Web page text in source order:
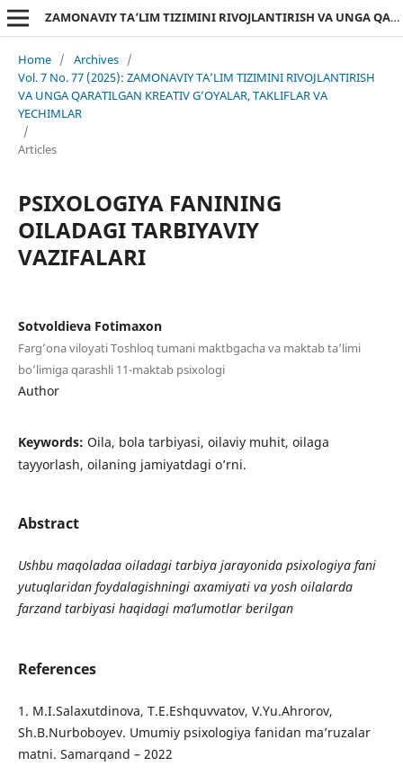
ZAMONAVIY TA’LIM TIZIMINI RIVOJLANTIRISH VA UNGA QARATILGAN KREATIV G’OYALAR, TAKLIFLAR VA YECHIMLAR
Home / Archives /
Vol. 7 No. 77 (2025): ZAMONAVIY TA’LIM TIZIMINI RIVOJLANTIRISH
VA UNGA QARATILGAN KREATIV G’OYALAR, TAKLIFLAR VA
YECHIMLAR
/
Articles
PSIXOLOGIYA FANINING
OILADAGI TARBIYAVIY
VAZIFALARI
Sotvoldieva Fotimaxon
Farg’ona viloyati Toshloq tumani maktbgacha va maktab ta’limi
bo’limiga qarashli 11-maktab psixologi
Author
Keywords: Oila, bola tarbiyasi, oilaviy muhit, oilaga
tayyorlash, oilaning jamiyatdagi o’rni.
Abstract
Ushbu maqoladaa oiladagi tarbiya jarayonida psixologiya fani
yutuqlaridan foydalagishningi axamiyati va yosh oilalarda
farzand tarbiyasi haqidagi ma’lumotlar berilgan
References
1. M.I.Salaxutdinova, T.E.Eshquvvatov, V.Yu.Ahrorov,
Sh.B.Nurboboyev. Umumiy psixologiya fanidan ma’ruzalar
matni. Samarqand – 2022